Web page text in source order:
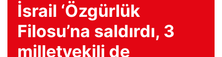
İsrail ‘Özgürlük
Filosu’na saldırdı, 3
milletvekili de